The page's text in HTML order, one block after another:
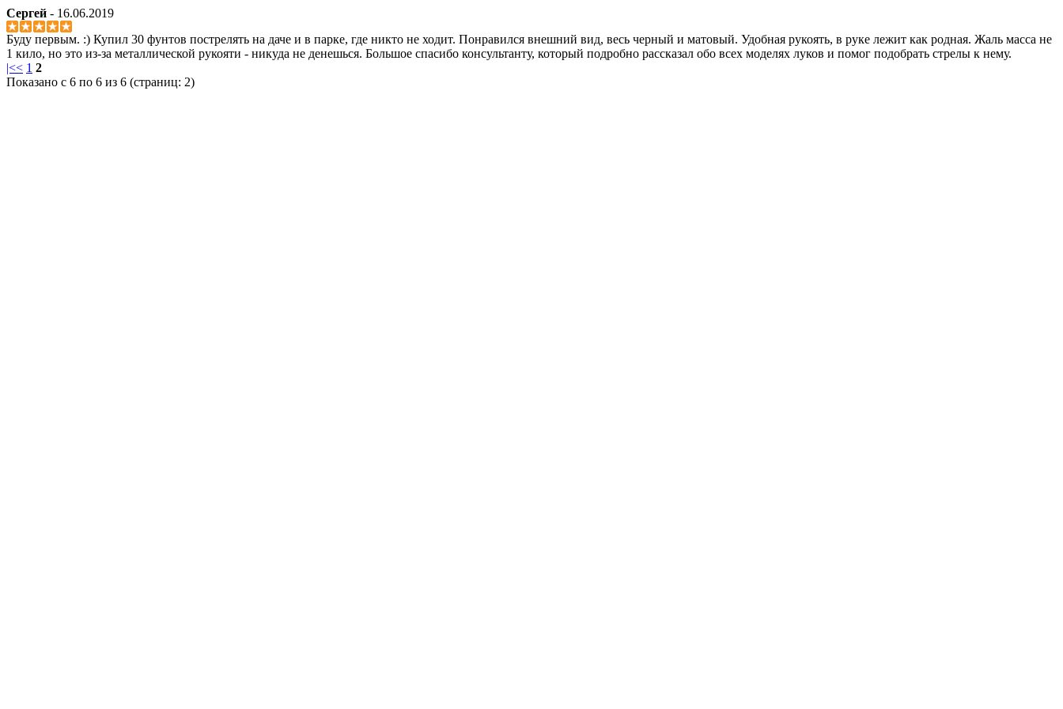
Сергей - 16.06.2019
Буду первым. :) Купил 30 фунтов пострелять на даче и в парке, где никто не ходит. Понравился внешний вид, весь черный и матовый. Удобная рукоять, в руке лежит как родная. Жаль масса не
1 кило, но это из-за металлической рукояти - никуда не денешься. Большое спасибо консультанту, который подробно рассказал обо всех моделях луков и помог подобрать стрелы к нему.
|<< 1 2
Показано с 6 по 6 из 6 (страниц: 2)